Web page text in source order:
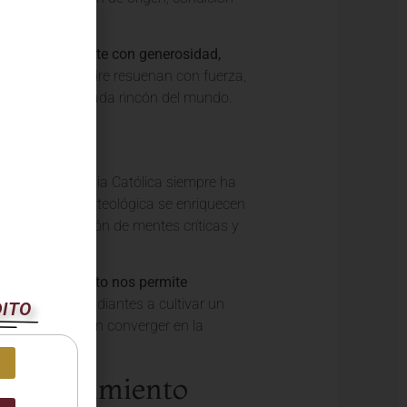
y se comparte con generosidad,
del Santo Padre resuenan con fuerza,
Evangelio a cada rincón del mundo.
La Iglesia Católica siempre ha
y la sabiduría teológica se enriquecen
en la formación de mentes críticas y
conocimiento nos permite
y estudiantes a cultivar un
puedan converger en la
Conocimiento